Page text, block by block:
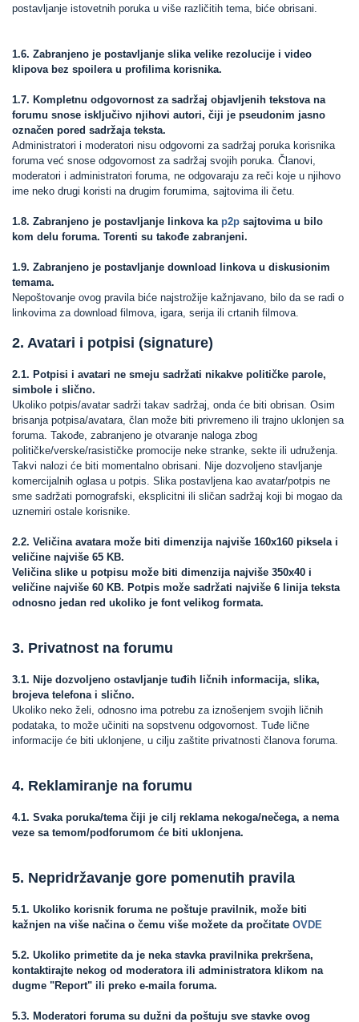
postavljanje istovetnih poruka u više različitih tema, biće obrisani.
1.6. Zabranjeno je postavljanje slika velike rezolucije i video
klipova bez spoilera u profilima korisnika.
1.7. Kompletnu odgovornost za sadržaj objavljenih tekstova na
forumu snose isključivo njihovi autori, čiji je pseudonim jasno
označen pored sadržaja teksta.
Administratori i moderatori nisu odgovorni za sadržaj poruka korisnika
foruma već snose odgovornost za sadržaj svojih poruka. Članovi,
moderatori i administratori foruma, ne odgovaraju za reči koje u njihovo
ime neko drugi koristi na drugim forumima, sajtovima ili četu.
1.8. Zabranjeno je postavljanje linkova ka p2p sajtovima u bilo
kom delu foruma. Torenti su takođe zabranjeni.
1.9. Zabranjeno je postavljanje download linkova u diskusionim
temama.
Nepoštovanje ovog pravila biće najstrožije kažnjavano, bilo da se radi o
linkovima za download filmova, igara, serija ili crtanih filmova.
2. Avatari i potpisi (signature)
2.1. Potpisi i avatari ne smeju sadržati nikakve političke parole,
simbole i slično.
Ukoliko potpis/avatar sadrži takav sadržaj, onda će biti obrisan. Osim
brisanja potpisa/avatara, član može biti privremeno ili trajno uklonjen sa
foruma. Takođe, zabranjeno je otvaranje naloga zbog
političke/verske/rasističke promocije neke stranke, sekte ili udruženja.
Takvi nalozi će biti momentalno obrisani. Nije dozvoljeno stavljanje
komercijalnih oglasa u potpis. Slika postavljena kao avatar/potpis ne
sme sadržati pornografski, eksplicitni ili sličan sadržaj koji bi mogao da
uznemiri ostale korisnike.
2.2. Veličina avatara može biti dimenzija najviše 160x160 piksela i
veličine najviše 65 KB.
Veličina slike u potpisu može biti dimenzija najviše 350x40 i
veličine najviše 60 KB. Potpis može sadržati najviše 6 linija teksta
odnosno jedan red ukoliko je font velikog formata.
3. Privatnost na forumu
3.1. Nije dozvoljeno ostavljanje tuđih ličnih informacija, slika,
brojeva telefona i slično.
Ukoliko neko želi, odnosno ima potrebu za iznošenjem svojih ličnih
podataka, to može učiniti na sopstvenu odgovornost. Tuđe lične
informacije će biti uklonjene, u cilju zaštite privatnosti članova foruma.
4. Reklamiranje na forumu
4.1. Svaka poruka/tema čiji je cilj reklama nekoga/nečega, a nema
veze sa temom/podforumom će biti uklonjena.
5. Nepridržavanje gore pomenutih pravila
5.1. Ukoliko korisnik foruma ne poštuje pravilnik, može biti
kažnjen na više načina o čemu više možete da pročitate OVDE
5.2. Ukoliko primetite da je neka stavka pravilnika prekršena,
kontaktirajte nekog od moderatora ili administratora klikom na
dugme "Report" ili preko e-maila foruma.
5.3. Moderatori foruma su dužni da poštuju sve stavke ovog